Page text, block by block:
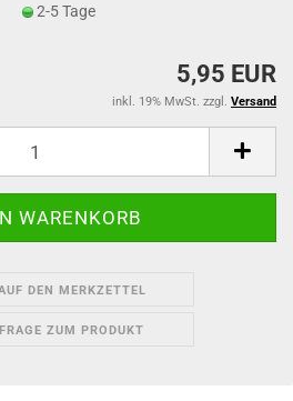
2-5 Tage
5,95 EUR
inkl. 19% MwSt. zzgl. Versand
DEN MERKZETTEL
FRAGE ZUM PRODUKT